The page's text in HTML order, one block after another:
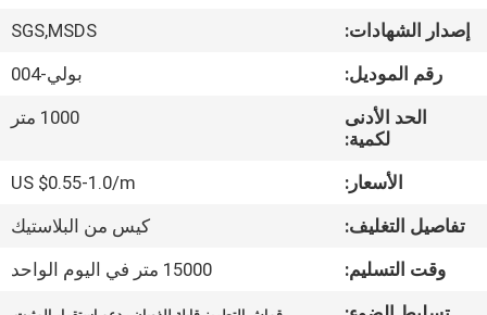
في
المصنع
مراقبة
الجودة
أخبار
إصدار الشهادات:
SGS,MSDS
رقم الموديل:
بولي-004
الحد الأدنى
لكمية:
1000 متر
الأسعار:
US $0.55-1.0/m
تفاصيل التغليف:
كيس من البلاستيك
وقت التسليم:
15000 متر في اليوم الواحد